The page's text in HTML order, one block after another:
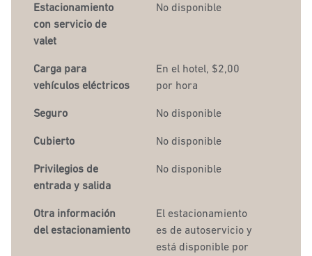
Estacionamiento
con servicio de
valet
No disponible
Carga para
vehículos eléctricos
En el hotel, $2,00
por hora
Seguro No disponible
Cubierto No disponible
Privilegios de
entrada y salida
No disponible
Otra información
del estacionamiento
El estacionamiento
es de autoservicio y
está disponible por